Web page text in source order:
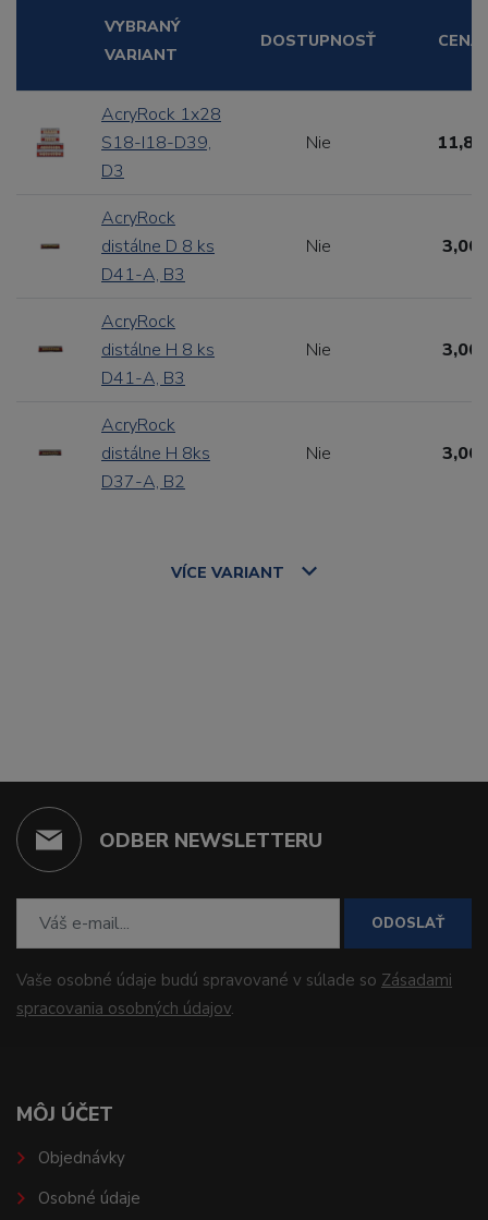
VYBRANÝ
VARIANT
DOSTUPNOSŤ CENA
AcryRock 1x28
S18-I18-D39,
D3
Nie
AcryRock
distálne D 8 ks
D41-A, B3
Nie 3,00
AcryRock
distálne H 8 ks
D41-A, B3
Nie 3,00
AcryRock
distálne H 8ks
D37-A, B2
Nie 3,00
VÍCE VARIANT
ODBER NEWSLETTERU
ODOSLAŤ
Vaše osobné údaje budú spravované v súlade so Zásadami
spracovania osobných údajov.
MÔJ ÚČET
Objednávky
Osobné údaje